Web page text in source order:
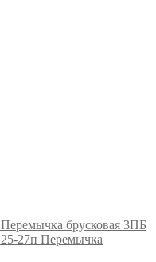
Перемычка брусковая 3ПБ
Перемычка